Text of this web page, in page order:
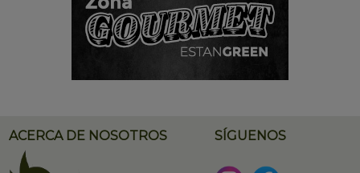
ACERCA DE NOSOTROS SÍGUENOS